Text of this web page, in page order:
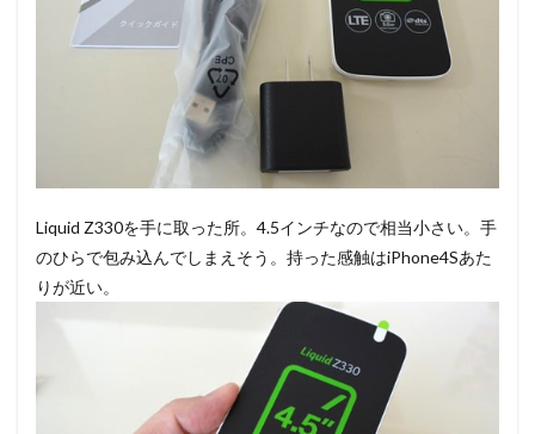
Liquid Z330を手に取った所。4.5インチなので相当小さい。手
のひらで包み込んでしまえそう。持った感触はiPhone4Sあた
りが近い。